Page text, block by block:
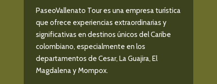
PaseoVallenato Tour es una empresa turística
que ofrece experiencias extraordinarias y
significativas en destinos únicos del Caribe
colombiano, especialmente en los
departamentos de Cesar, La Guajira, El
Magdalena y Mompox.